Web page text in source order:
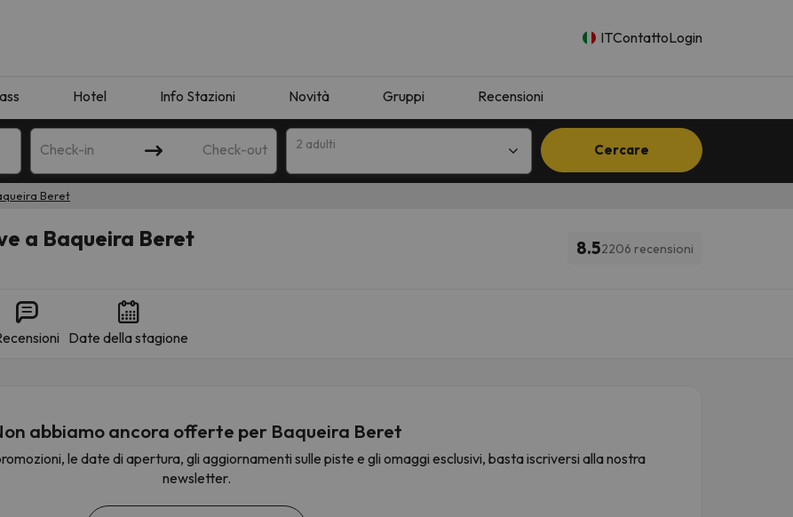
ITContattoLogin
Hotel Info Stazioni Novità Gruppi Recensioni
Check-in Check-out 2 adulti Cercare
strada. Non appena troverà la bussola, tornerà.
Beret
a Baqueira Beret 8.52206 recensioni
Date della stagione
abbiamo ancora offerte per Baqueira Beret
le date di apertura, gli aggiornamenti sulle piste e gli omaggi esclusivi, basta iscriversi alla nostra
newsletter.